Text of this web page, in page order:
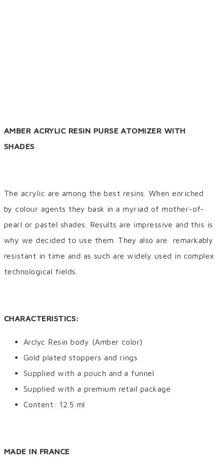
AMBER ACRYLIC RESIN PURSE ATOMIZER WITH
SHADES
The acrylic are among the best resins. When enriched
by colour agents they bask in a myriad of mother-of-
pearl or pastel shades. Results are impressive and this is
why we decided to use them. They also are remarkably
resistant in time and as such are widely used in complex
technological fields.
CHARACTERISTICS:
Arclyc Resin body (Amber color)
Gold plated stoppers and rings
Supplied with a pouch and a funnel
Supplied with a premium retail package
Content: 12.5 ml
MADE IN FRANCE